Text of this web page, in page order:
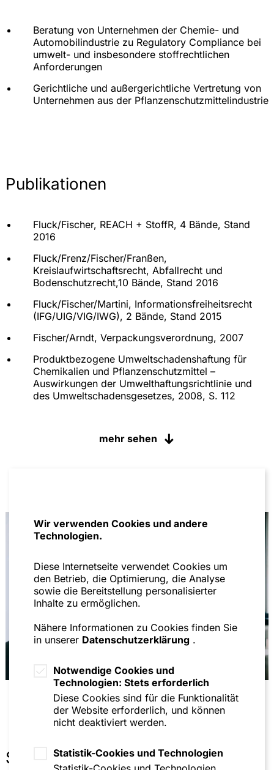
Wir verwenden Cookies und andere
Technologien.
Diese Internetseite verwendet Cookies um
den Betrieb, die Optimierung, die Analyse
sowie die Bereitstellung personalisierter
Inhalte zu ermöglichen.
Nähere Informationen zu Cookies finden Sie
in unserer Datenschutzerklärung .
Notwendige Cookies und
Technologien: Stets erforderlich
Diese Cookies sind für die Funktionalität
der Website erforderlich, und können
nicht deaktiviert werden.
Statistik-Cookies und Technologien
Beratung von Unternehmen der Chemie- und
Automobilindustrie zu Regulatory Compliance bei
umwelt- und insbesondere stoffrechtlichen
Anforderungen
Gerichtliche und außergerichtliche Vertretung von
Unternehmen aus der Pflanzenschutzmittelindustrie
Publikationen
Fluck/Fischer, REACH + StoffR, 4 Bände, Stand
2016
Fluck/Frenz/Fischer/Franßen,
Kreislaufwirtschaftsrecht, Abfallrecht und
Bodenschutzrecht,10 Bände, Stand 2016
Fluck/Fischer/Martini, Informationsfreiheitsrecht
(IFG/UIG/VIG/IWG), 2 Bände, Stand 2015
Fischer/Arndt, Verpackungsverordnung, 2007
Produktbezogene Umweltschadenshaftung für
Chemikalien und Pflanzenschutzmittel –
Auswirkungen der Umwelthaftungsrichtlinie und
des Umweltschadensgesetzes, 2008, S. 112
Verkehrsfähigkeitsbescheinigung beim
Parallelimport von Pflanzenschutzmitteln, 2006, S.
„Stand von Wissenschaft und Technik“ im
Pflanzenschutzrecht – Deutsche und europäische
Pflanzenschutzmittel, 2004, S. 130
Die Zweit- und Parallelanmeldung im
Chemikalienrecht: gesetzliche Regelungen,
verfassungsrechtliche Zulässigkeit,
Strategien im Kreislaufwirtschafts- und Abfallrecht
Produktverantwortung der Wirtschaft - dargestellt
an den Rechtsordnungen der Bundesrepublik
Deutschland, der Europäischen Gemeinschaft und
des Auslandes, Habilitationsschrift, 2001, S. 808
Arbeitsmappe Bauleitplanung, 9. Aufl., 1998, S.
Ing. K. Fischer, Prof. Dr.-Ing. H. Strack, Dr.-Ing. R.
H. Beckmann)
mehr sehen
Sonstiges